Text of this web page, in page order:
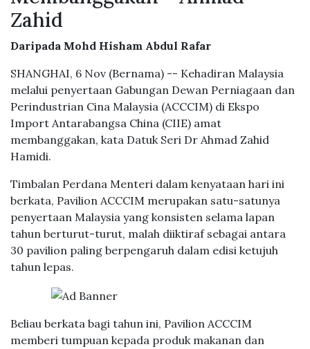
Zahid
Daripada Mohd Hisham Abdul Rafar
SHANGHAI, 6 Nov (Bernama) -- Kehadiran Malaysia
melalui penyertaan Gabungan Dewan Perniagaan dan
Perindustrian Cina Malaysia (ACCCIM) di Ekspo
Import Antarabangsa China (CIIE) amat
membanggakan, kata Datuk Seri Dr Ahmad Zahid
Hamidi.
Timbalan Perdana Menteri dalam kenyataan hari ini
berkata, Pavilion ACCCIM merupakan satu-satunya
penyertaan Malaysia yang konsisten selama lapan
tahun berturut-turut, malah diiktiraf sebagai antara
30 pavilion paling berpengaruh dalam edisi ketujuh
tahun lepas.
Beliau berkata bagi tahun ini, Pavilion ACCCIM
memberi tumpuan kepada produk makanan dan